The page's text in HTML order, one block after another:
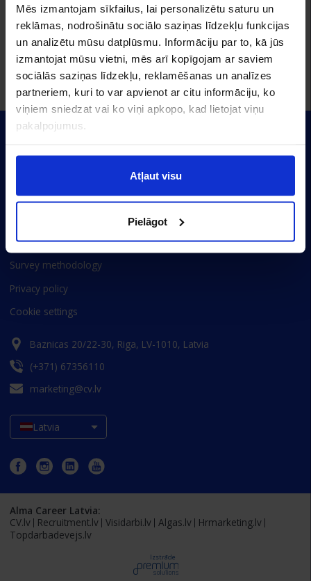
Mēs izmantojam sīkfailus, lai personalizētu saturu un
reklāmas, nodrošinātu sociālo saziņas līdzekļu funkcijas
un analizētu mūsu datplūsmu. Informāciju par to, kā jūs
izmantojat mūsu vietni, mēs arī kopīgojam ar saviem
sociālās saziņas līdzekļu, reklamēšanas un analīzes
partneriem, kuri to var apvienot ar citu informāciju, ko
viņiem sniedzat vai ko viņi apkopo, kad lietojat viņu
pakalpojumus.
Atļaut visu
Pielāgot
Employer rankings
Survey methodology
Privacy policy
Cookie settings
Baznicas 20/22-30, Riga, LV-1010, Latvia
(+371) 67356110
marketing@cv.lv
Latvia
Alma Career Latvia:
CV.lv
Recruitment.lv Visidarbi.lv Algas.lv
Hrmarketing.lv
Topdarbadevejs.lv
Izstrāde